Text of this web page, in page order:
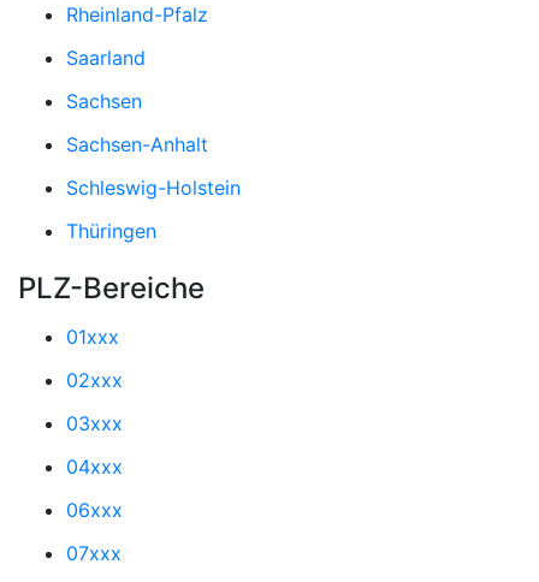
Rheinland-Pfalz
Saarland
Sachsen
Sachsen-Anhalt
Schleswig-Holstein
Thüringen
PLZ-Bereiche
01xxx
02xxx
03xxx
04xxx
06xxx
07xxx